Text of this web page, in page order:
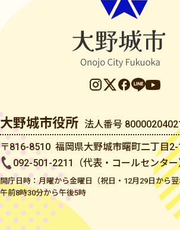
大野城市役所 法人番号
〒816-8510 福岡県大野城市曙町二丁目2-
092-501-2211（代表・コールセンタ
開庁日時：月曜から金曜日（祝日・12月29日から
午前8時30分から午後5時